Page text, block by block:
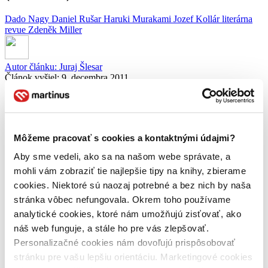
Môžeme pracovať s cookies a kontaktnými údajmi?
Aby sme vedeli, ako sa na našom webe správate, a
mohli vám zobraziť tie najlepšie tipy na knihy, zbierame
cookies. Niektoré sú naozaj potrebné a bez nich by naša
stránka vôbec nefungovala. Okrem toho používame
analytické cookies, ktoré nám umožňujú zisťovať, ako
náš web funguje, a stále ho pre vás zlepšovať.
Personalizačné cookies nám dovoľujú prispôsobovať
stránku pre vašu lepšiu orientáciu. Marketingové cookies
Dado Nagy Daniel RušarHaruki Murakami Jozef Kollárliterárna
revue Zdeněk Miller
Autor článku: Juraj Šlesar
Článok vyšiel: 9. decembra 2011
Zdieľať článok:
hlavne milovníkom dobrých kníh –Dadom Nagyom.
Umberto Econapísal, že veľká osobná knižnica nie je príveskom
na ukojenie ega, ale najmä prostriedkom vášne a bádania. Preto
paradoxne prečítané knihy v knižnici majú omnoho menší význam
Dnes vás v Literárnej revue čakajú tri ukážky z diel, ktoré väčšina
z vás ešte určite nečítala. Začneme Vianocami tak, ako ich zažil
slávny Krtko, prečítame si ukážku z pokračovania Kroniky vtáčika
na kľúčik a nakoniec sa dozvieme, aké to bolo, keďJozef Kollár
bol detským špiónom .Okrem toho nás ešte čaká rozhovor